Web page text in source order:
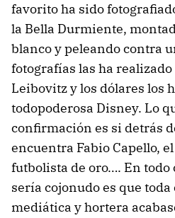
favorito ha sido
la Bella Durmiente,
blanco y peleando contra
fotografías las ha
Leibovitz y los dólares los
todopoderosa Disney. Lo
confirmación es si detrás
encuentra Fabio Capello,
futbolista de oro…. En todo
sería cojonudo es que
mediática y hortera